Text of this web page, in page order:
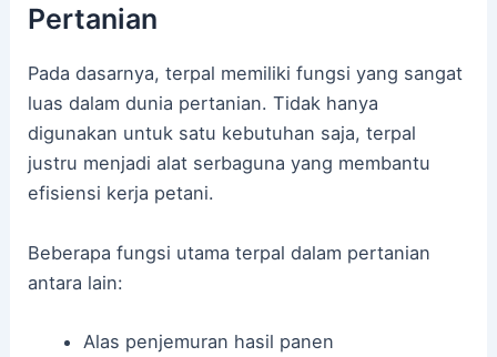
Pertanian
Pada dasarnya, terpal memiliki fungsi yang sangat
luas dalam dunia pertanian. Tidak hanya
digunakan untuk satu kebutuhan saja, terpal
justru menjadi alat serbaguna yang membantu
efisiensi kerja petani.
Beberapa fungsi utama terpal dalam pertanian
antara lain:
Alas penjemuran hasil panen